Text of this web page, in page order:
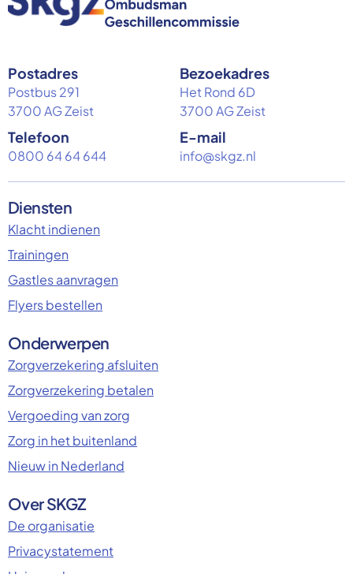
Postadres
Postbus 291
3700 AG Zeist
Bezoekadres
Het Rond 6D
3700 AG Zeist
Telefoon
0800 64 64 644
E-mail
info@skgz.nl
Diensten
Klacht indienen
Trainingen
Gastles aanvragen
Flyers bestellen
Onderwerpen
Zorgverzekering afsluiten
Zorgverzekering betalen
Vergoeding van zorg
Zorg in het buitenland
Nieuw in Nederland
Over SKGZ
De organisatie
Privacystatement